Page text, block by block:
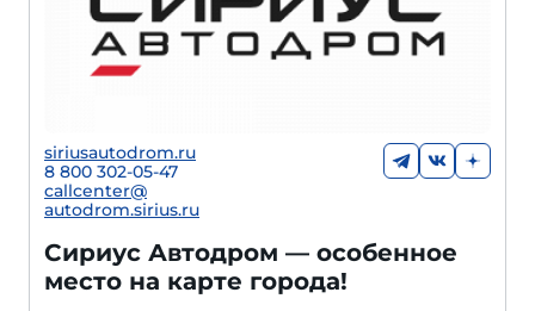
siriusautodrom.ru
8 800 302-05-47
callcenter@
autodrom.sirius.ru
Сириус Автодром — особенное
место на карте города!